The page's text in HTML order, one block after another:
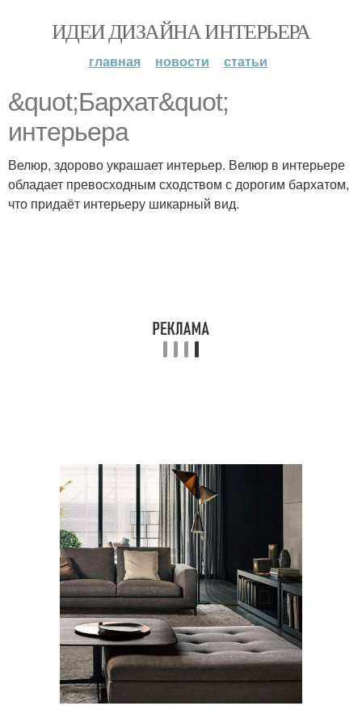
ИДЕИ ДИЗАЙНА ИНТЕРЬЕРА
главная новости статьи
&quot;Бархат&quot;
интерьера
Велюр, здорово украшает интерьер. Велюр в интерьере
обладает превосходным сходством с дорогим бархатом,
что придаёт интерьеру шикарный вид.